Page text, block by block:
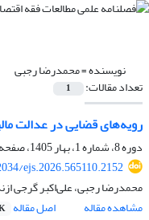
نویسنده =محمدرضا رجبی
تعداد مقالات: 1
رویه‌های قضایی در عدالت
دوره 8، شماره 1، بهار 1405، صفحه
ejs.2026.565110.2152
محمدرضا رجبی، علی‌اکبر گرجی
مشاهده مقاله
اصل مقاله